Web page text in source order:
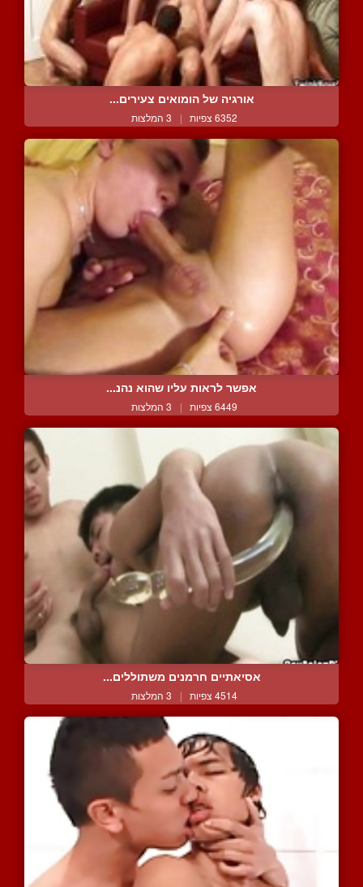
אורגיה של הומואים צעירים...
6352 צפיות | 3 המלצות
אפשר לראות עליו שהוא נהנ...
6449 צפיות | 3 המלצות
אסיאתיים חרמנים משתוללים...
4514 צפיות | 3 המלצות